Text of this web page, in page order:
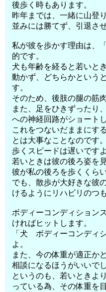
後歩く時もあります。
昨年までは、一緒に山登
並みには勝てず、引退さ
私が彼を歩かす理由は、
的です。
犬も年齢を経ると若いと
動かず、どちらかという
す。
そのため、後肢の腿の筋
また、足をひきずった
への神経回路がショート
これをつないだままにす
とは大事なことなのです。
歩くスピードは遅いですよ
若いときは彼の後ろ姿を
彼が私の後ろを歩くくら
でも、散歩が大好きな彼
けるようにリハビリのつ
ボディーコンディション
ければヒットします。
「犬 ボディーコンディ
よ。
また、今の体重が適正か
相談になるほうがいいで
というのも、若いときよ
っている為、その体重を